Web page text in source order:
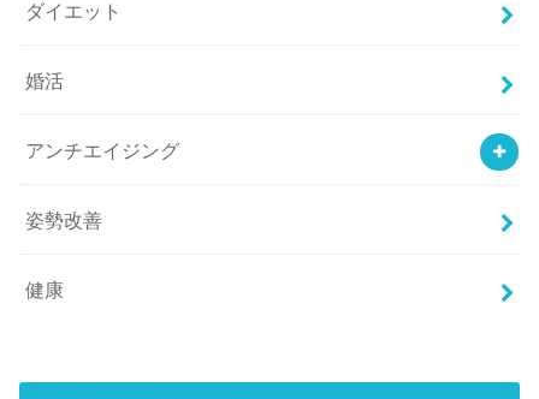
ダイエット
婚活
アンチエイジング
姿勢改善
健康